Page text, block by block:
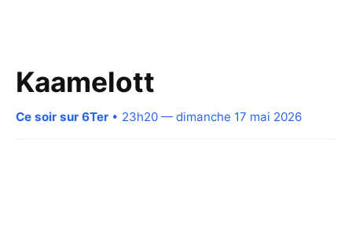
Kaamelott
Ce soir sur 6Ter • 23h20 — dimanche 17 mai 2026